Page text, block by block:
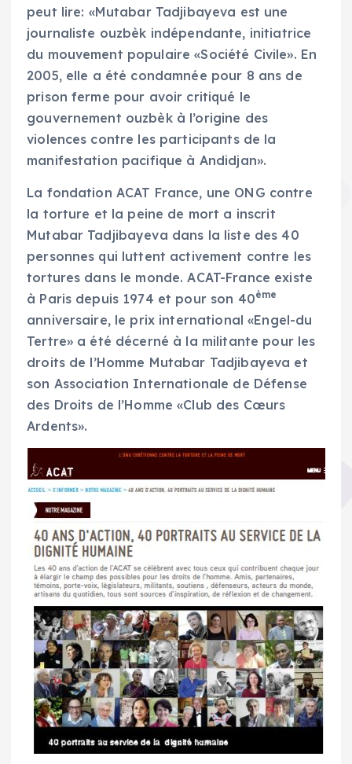
peut lire: «Mutabar Tadjibayeva est une
journaliste ouzbèk indépendante, initiatrice
du mouvement populaire «Société Civile». En
2005, elle a été condamnée pour 8 ans de
prison ferme pour avoir critiqué le
gouvernement ouzbèk à l’origine des
violences contre les participants de la
manifestation pacifique à Andidjan».
La fondation ACAT France, une ONG contre
la torture et la peine de mort a inscrit
Mutabar Tadjibayeva dans la liste des 40
personnes qui luttent activement contre les
tortures dans le monde. ACAT-France existe
à Paris depuis 1974 et pour son 40ème
anniversaire, le prix international «Engel-du
Tertre» a été décerné à la militante pour les
droits de l’Homme Mutabar Tadjibayeva et
son Association Internationale de Défense
des Droits de l’Homme «Club des Cœurs
Ardents».